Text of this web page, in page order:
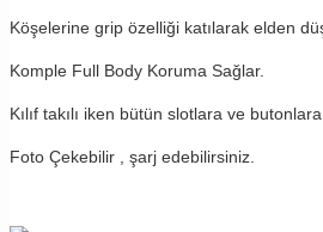
Köşelerine grip özelliği katılarak elden
Komple Full Body Koruma Sağlar.
Kılıf takılı iken bütün slotlara ve
Foto Çekebilir , şarj edebilirsiniz.